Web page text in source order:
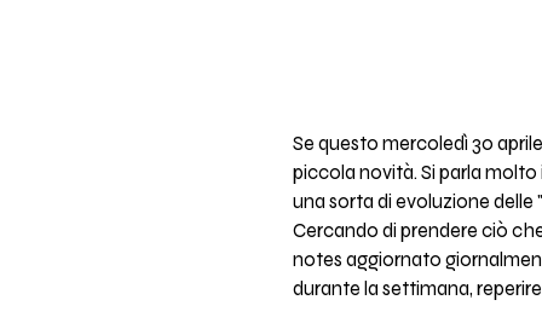
Se questo mercoledì 30
piccola novità. Si parla
una sorta di evoluzione
Cercando di prendere ciò
notes aggiornato
durante la settimana,